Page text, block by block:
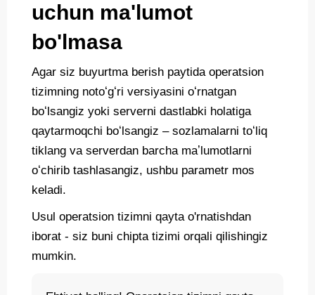
uchun ma'lumot
bo'lmasa
Agar siz buyurtma berish paytida operatsion
tizimning notoʻgʻri versiyasini oʻrnatgan
boʻlsangiz yoki serverni dastlabki holatiga
qaytarmoqchi boʻlsangiz – sozlamalarni toʻliq
tiklang va serverdan barcha maʼlumotlarni
oʻchirib tashlasangiz, ushbu parametr mos
keladi.
Usul operatsion tizimni qayta o'rnatishdan
iborat - siz buni chipta tizimi orqali qilishingiz
mumkin.